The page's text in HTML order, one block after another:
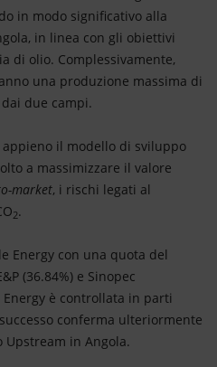
in modo significativo alla
in linea con gli obiettivi
di olio. Complessivamente,
una produzione massima di
due campi.
il modello di sviluppo
a massimizzare il valore
market, i rischi legati al
2.
Energy con una quota del
(36.84%) e Sinopec
è controllata in parti
conferma ulteriormente
in Angola.